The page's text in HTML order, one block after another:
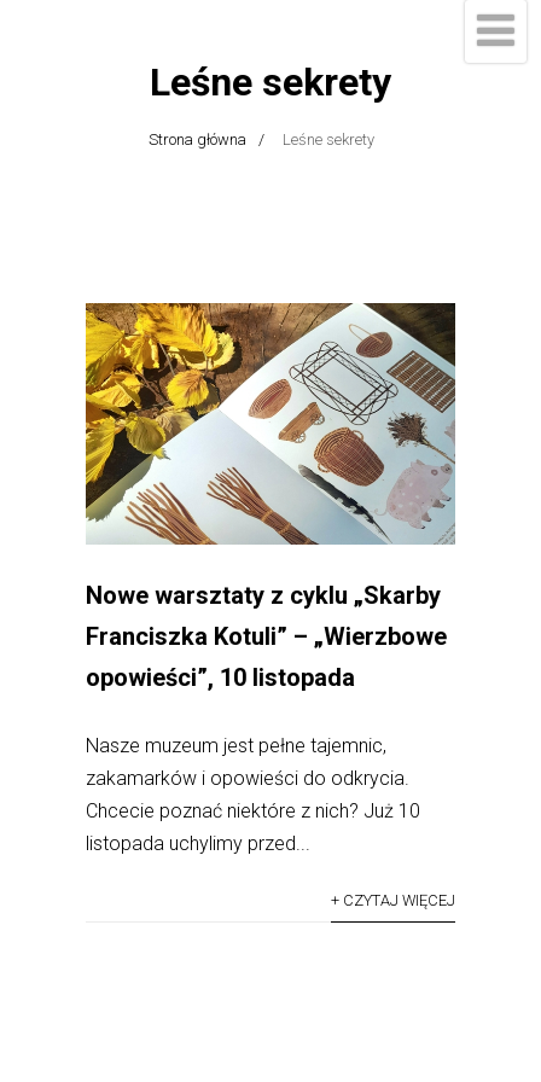
Leśne sekrety
Strona główna Leśne sekrety
Nowe warsztaty z cyklu „Skarby
Franciszka Kotuli” – „Wierzbowe
opowieści”, 10 listopada
Nasze muzeum jest pełne tajemnic,
zakamarków i opowieści do odkrycia.
Chcecie poznać niektóre z nich? Już 10
listopada uchylimy przed...
+ CZYTAJ WIĘCEJ